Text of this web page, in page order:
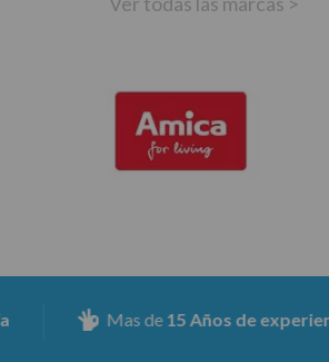
Mas de 15 Años de experiencia